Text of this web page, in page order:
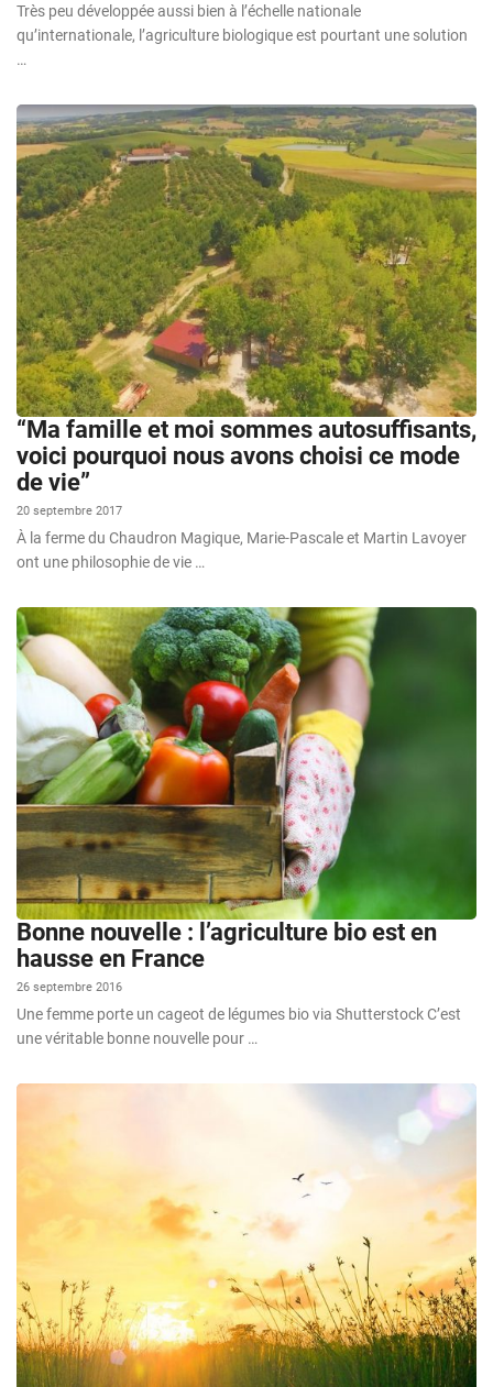
Très peu développée aussi bien à l’échelle nationale
qu’internationale, l’agriculture biologique est pourtant une solution
…
“Ma famille et moi sommes autosuffisants,
voici pourquoi nous avons choisi ce mode
de vie”
20 septembre 2017
À la ferme du Chaudron Magique, Marie-Pascale et Martin Lavoyer
ont une philosophie de vie …
Bonne nouvelle : l’agriculture bio est en
hausse en France
26 septembre 2016
Une femme porte un cageot de légumes bio via Shutterstock C’est
une véritable bonne nouvelle pour …